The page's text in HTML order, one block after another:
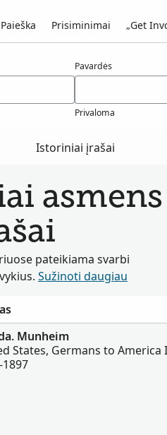
Paieška Prisiminimai „Get
Pavardės
Privaloma
Istoriniai įrašai
pateikiama svarbi
Sužinoti daugiau
Munheim
States, Germans to America
1897